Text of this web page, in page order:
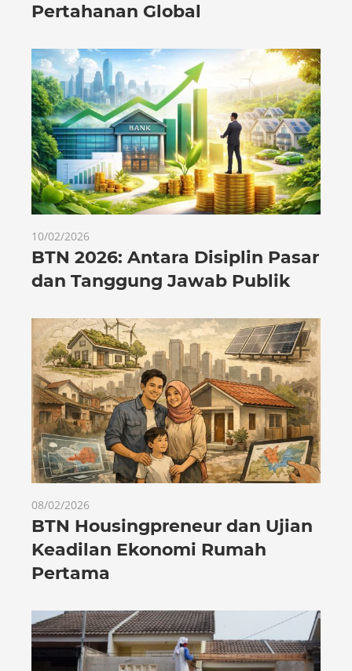
Pertahanan Global
10/02/2026
BTN 2026: Antara Disiplin Pasar
dan Tanggung Jawab Publik
08/02/2026
BTN Housingpreneur dan Ujian
Keadilan Ekonomi Rumah
Pertama